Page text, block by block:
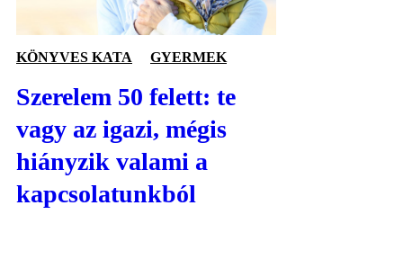
KÖNYVES KATA GYERMEK
Szerelem 50 felett: te
vagy az igazi, mégis
hiányzik valami a
kapcsolatunkból